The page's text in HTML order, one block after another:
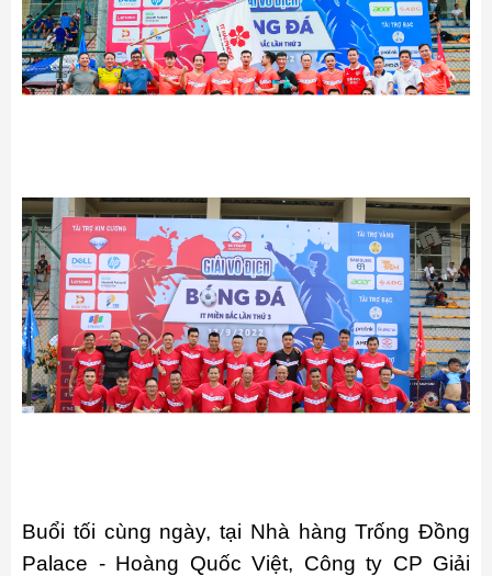
Buổi tối cùng ngày, tại Nhà hàng Trống Đồng
Palace - Hoàng Quốc Việt, Công ty CP Giải